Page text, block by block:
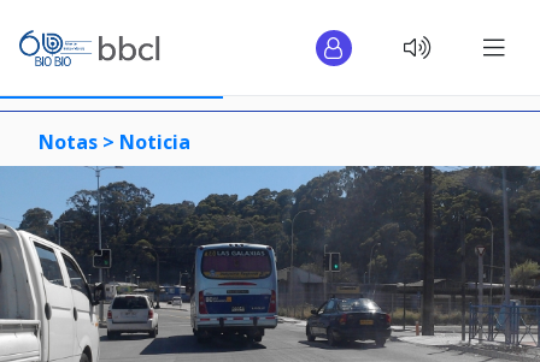
Notas > Noticia